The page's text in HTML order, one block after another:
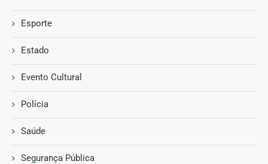
Esporte
Estado
Evento Cultural
Polícia
Saúde
Segurança Pública